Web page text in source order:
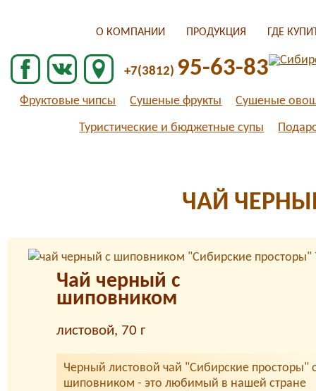
О КОМПАНИИ ПРОДУКЦИЯ ГДЕ
+7(3812) 95-63-83
Фруктовые чипсы Сушеные фрукты
Сушеные
Туристические и бюджетные супы
ЧАЙ
Чай черный с
шиповником
листовой, 70 г
Черный листовой чай "Сибирские просторы"
шиповником - это любимый в нашей стране